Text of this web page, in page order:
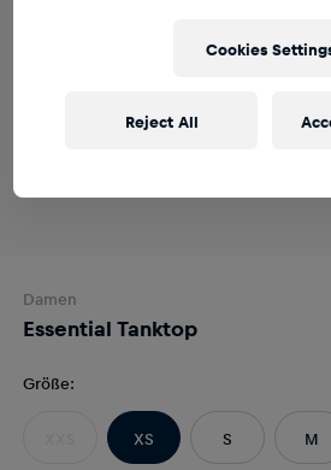
Damen
Essential Tanktop
Größe:
XS S M
Cookies
Reject All